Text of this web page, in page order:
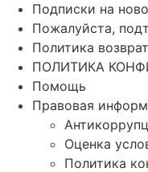
Подписки на
Пожалуйста,
Политика
ПОЛИТИКА
Помощь
Правовая
Оценка
Политика